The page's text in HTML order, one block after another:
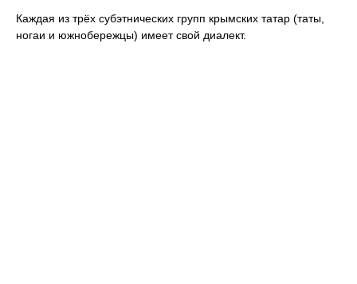
Каждая из трёх субэтнических групп крымских татар (таты,
ногаи и южнобережцы) имеет свой диалект.